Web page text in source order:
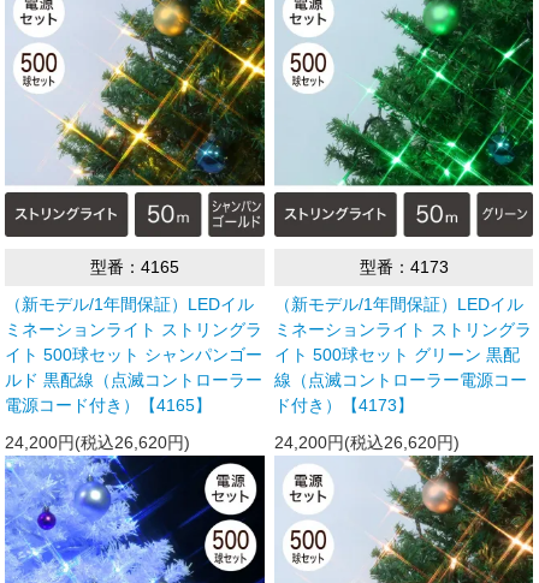
型番：4165
（新モデル/1年間保証）LEDイル
ミネーションライト ストリングラ
イト 500球セット シャンパンゴー
ルド 黒配線（点滅コントローラー
電源コード付き）【4165】
24,200円(税込26,620円)
型番：4173
（新モデル/1年間保証）LEDイル
ミネーションライト ストリングラ
イト 500球セット グリーン 黒配
線（点滅コントローラー電源コー
ド付き）【4173】
24,200円(税込26,620円)